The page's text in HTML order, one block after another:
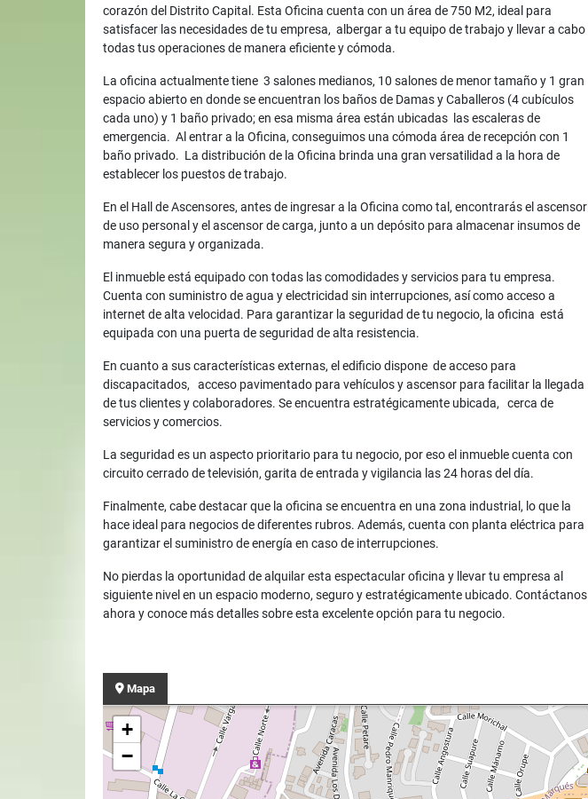
corazón del Distrito Capital. Esta Oficina cuenta con un área de 750 M2, ideal para
satisfacer las necesidades de tu empresa, albergar a tu equipo de trabajo y llevar a cabo
todas tus operaciones de manera eficiente y cómoda.
La oficina actualmente tiene 3 salones medianos, 10 salones de menor tamaño y 1 gran
espacio abierto en donde se encuentran los baños de Damas y Caballeros (4 cubículos
cada uno) y 1 baño privado; en esa misma área están ubicadas las escaleras de
emergencia. Al entrar a la Oficina, conseguimos una cómoda área de recepción con 1
baño privado. La distribución de la Oficina brinda una gran versatilidad a la hora de
establecer los puestos de trabajo.
En el Hall de Ascensores, antes de ingresar a la Oficina como tal, encontrarás el ascensor
de uso personal y el ascensor de carga, junto a un depósito para almacenar insumos de
manera segura y organizada.
El inmueble está equipado con todas las comodidades y servicios para tu empresa.
Cuenta con suministro de agua y electricidad sin interrupciones, así como acceso a
internet de alta velocidad. Para garantizar la seguridad de tu negocio, la oficina está
equipada con una puerta de seguridad de alta resistencia.
En cuanto a sus características externas, el edificio dispone de acceso para
discapacitados, acceso pavimentado para vehículos y ascensor para facilitar la llegada
de tus clientes y colaboradores. Se encuentra estratégicamente ubicada, cerca de
servicios y comercios.
La seguridad es un aspecto prioritario para tu negocio, por eso el inmueble cuenta con
circuito cerrado de televisión, garita de entrada y vigilancia las 24 horas del día.
Finalmente, cabe destacar que la oficina se encuentra en una zona industrial, lo que la
hace ideal para negocios de diferentes rubros. Además, cuenta con planta eléctrica para
garantizar el suministro de energía en caso de interrupciones.
No pierdas la oportunidad de alquilar esta espectacular oficina y llevar tu empresa al
siguiente nivel en un espacio moderno, seguro y estratégicamente ubicado. Contáctanos
ahora y conoce más detalles sobre esta excelente opción para tu negocio.
Mapa
+
−